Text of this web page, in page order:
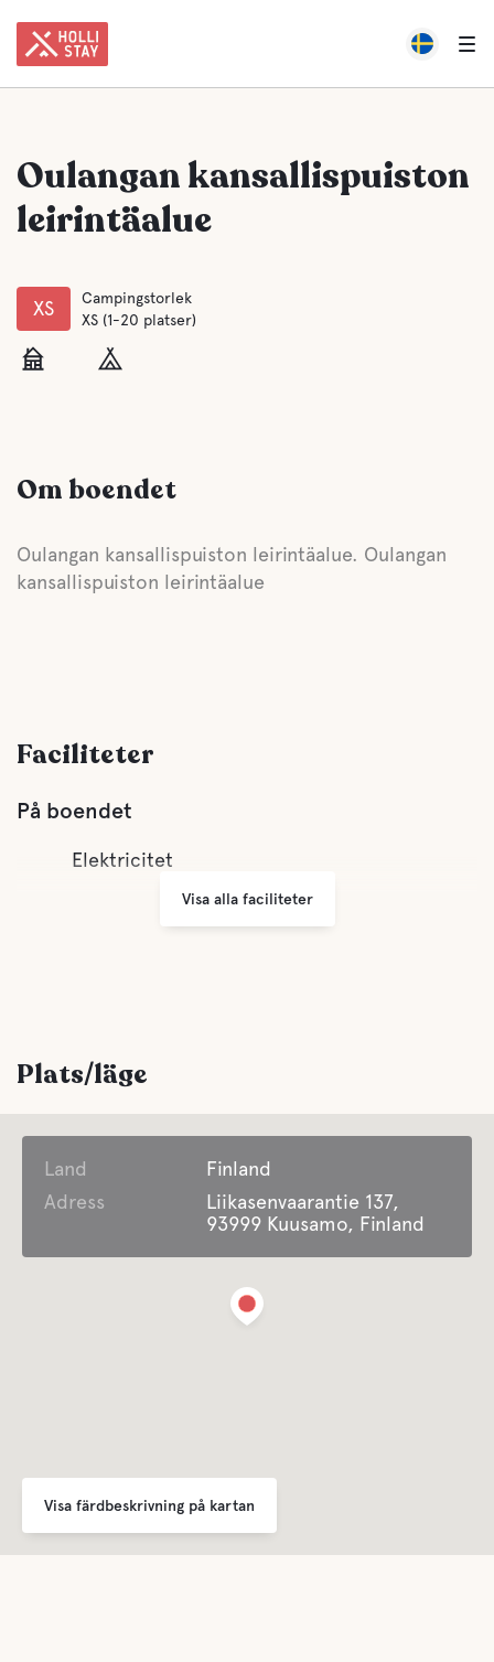
Oulangan kansallispuiston
leirintäalue
XS
Campingstorlek
XS (1-20 platser)
Om boendet
Oulangan kansallispuiston leirintäalue. Oulangan
kansallispuiston leirintäalue
Faciliteter
På boendet
Elektricitet
Visa alla faciliteter
Plats/läge
Land
Finland
Adress
Liikasenvaarantie 137,
93999 Kuusamo, Finland
Visa färdbeskrivning på kartan